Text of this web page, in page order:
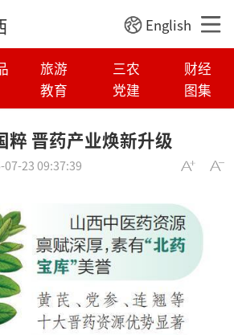
English
旅游 三农
财经
教育 党建 图集
粹 晋药产业焕新升级
07-23 09:37:39